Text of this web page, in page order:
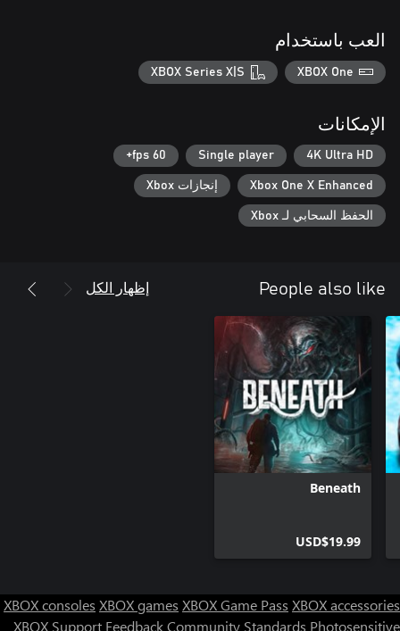
العب باستخدام
XBOX One
XBOX Series X|S
الإمكانات
4K Ultra HD
Single player
60 fps+
Xbox One X Enhanced إنجازات Xbox
الحفظ السحابي لـ Xbox
People also like إظهار الكل
Beneath
USD$19.99
XBOX consoles XBOX games XBOX Game Pass XBOX accessories
XBOX Support FeedbackCommunity Standards Photosensitive